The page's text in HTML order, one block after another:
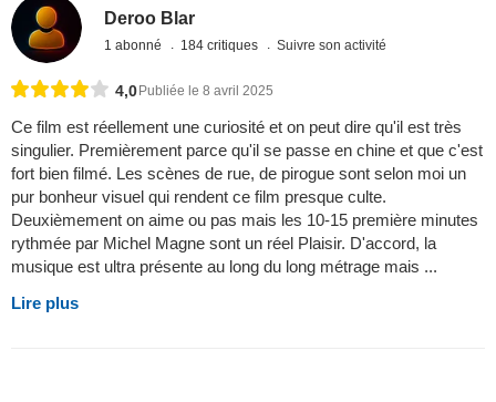
Deroo Blar
1 abonné 184 critiques Suivre son activité
4,0 Publiée le 8 avril 2025
Ce film est réellement une curiosité et on peut dire qu'il est très
singulier. Premièrement parce qu'il se passe en chine et que c'est
fort bien filmé. Les scènes de rue, de pirogue sont selon moi un
pur bonheur visuel qui rendent ce film presque culte.
Deuxièmement on aime ou pas mais les 10-15 première minutes
rythmée par Michel Magne sont un réel Plaisir. D'accord, la
musique est ultra présente au long du long métrage mais ...
Lire plus